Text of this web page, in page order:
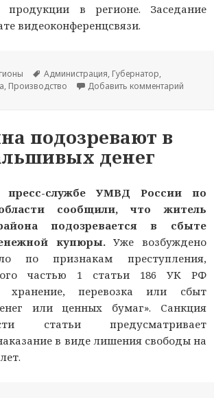
продукции в регионе. Заседание
видеоконференцсвязи.
Метки
Администрация, Губернатор,
, Производство Добавить комментарий
подозревают в
денег
службе УМВД России по
сообщили, что житель
подозревается в сбыте
купюры.Уже возбуждено
по признакам преступления,
частью 1 статьи 186 УК РФ
хранение, перевозка или сбыт
или ценных бумаг». Санкция
статьи предусматривает
в виде лишения свободы на